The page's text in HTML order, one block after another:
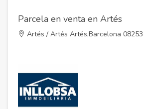
Parcela en venta en Artés
Artés / Artés Artés,Barcelona 08253